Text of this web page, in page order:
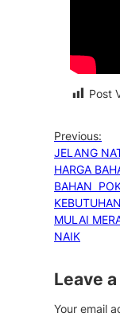
Post
Previous:
JELANG
HARGA
BAHAN
MULAI
NAIK
Leave
Your email